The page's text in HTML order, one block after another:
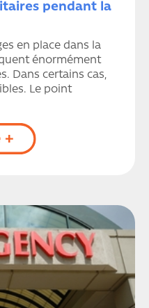
pendant la
en place dans la
énormément
Dans certains cas,
Le point